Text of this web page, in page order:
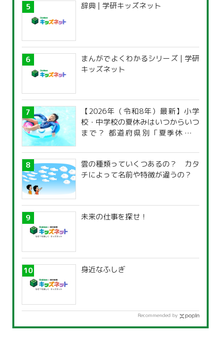
辞典 | 学研キッズネット
まんがでよくわかるシリーズ | 学研
キッズネット
【2026年（令和8年）最新】小学
校・中学校の夏休みはいつからいつ
まで？ 都道府県別「夏季休暇一
雲の種類っていくつあるの？ カタ
チによって名前や特徴が違うの？
未来の仕事を探せ！
身近なふしぎ
Recommended by